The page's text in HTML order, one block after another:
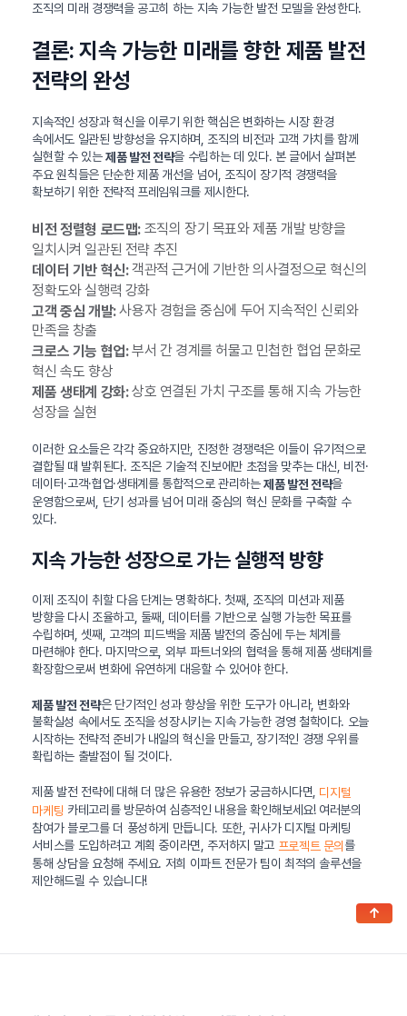
조직의 미래 경쟁력을 공고히 하는 지속 가능한 발전 모델을 완성한다.
결론: 지속 가능한 미래를 향한 제품 발전
전략의 완성
지속적인 성장과 혁신을 이루기 위한 핵심은 변화하는 시장 환경
속에서도 일관된 방향성을 유지하며, 조직의 비전과 고객 가치를 함께
실현할 수 있는제품 발전 전략을 수립하는 데 있다. 본 글에서 살펴본
주요 원칙들은 단순한 제품 개선을 넘어, 조직이 장기적 경쟁력을
확보하기 위한 전략적 프레임워크를 제시한다.
비전 정렬형 로드맵:조직의 장기 목표와 제품 개발 방향을
일치시켜 일관된 전략 추진
데이터 기반 혁신:객관적 근거에 기반한 의사결정으로 혁신의
정확도와 실행력 강화
고객 중심 개발:사용자 경험을 중심에 두어 지속적인 신뢰와
만족을 창출
크로스 기능 협업:부서 간 경계를 허물고 민첩한 협업 문화로
혁신 속도 향상
제품 생태계 강화:상호 연결된 가치 구조를 통해 지속 가능한
성장을 실현
이러한 요소들은 각각 중요하지만, 진정한 경쟁력은 이들이 유기적으로
결합될 때 발휘된다. 조직은 기술적 진보에만 초점을 맞추는 대신, 비전·
데이터·고객·협업·생태계를 통합적으로 관리하는제품 발전 전략을
운영함으로써, 단기 성과를 넘어 미래 중심의 혁신 문화를 구축할 수
있다.
지속 가능한 성장으로 가는 실행적 방향
이제 조직이 취할 다음 단계는 명확하다. 첫째, 조직의 미션과 제품
방향을 다시 조율하고, 둘째, 데이터를 기반으로 실행 가능한 목표를
수립하며, 셋째, 고객의 피드백을 제품 발전의 중심에 두는 체계를
마련해야 한다. 마지막으로, 외부 파트너와의 협력을 통해 제품 생태계를
확장함으로써 변화에 유연하게 대응할 수 있어야 한다.
제품 발전 전략은 단기적인 성과 향상을 위한 도구가 아니라, 변화와
불확실성 속에서도 조직을 성장시키는 지속 가능한 경영 철학이다. 오늘
시작하는 전략적 준비가 내일의 혁신을 만들고, 장기적인 경쟁 우위를
확립하는 출발점이 될 것이다.
제품 발전 전략에 대해 더 많은 유용한 정보가 궁금하시다면, 디지털
마케팅 카테고리를 방문하여 심층적인 내용을 확인해보세요! 여러분의
참여가 블로그를 더 풍성하게 만듭니다. 또한, 귀사가 디지털 마케팅
서비스를 도입하려고 계획 중이라면, 주저하지 말고 프로젝트 문의 를
통해 상담을 요청해 주세요. 저희 이파트 전문가 팀이 최적의 솔루션을
제안해드릴 수 있습니다!
↑